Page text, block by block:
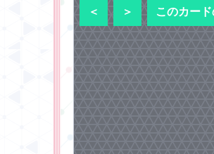
＜ ＞ このカー